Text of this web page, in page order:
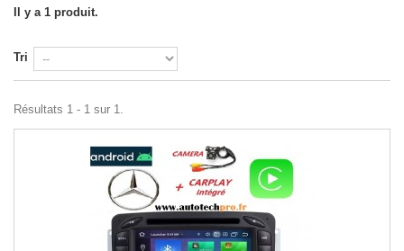
Il y a 1 produit.
Tri
Résultats 1 - 1 sur 1.